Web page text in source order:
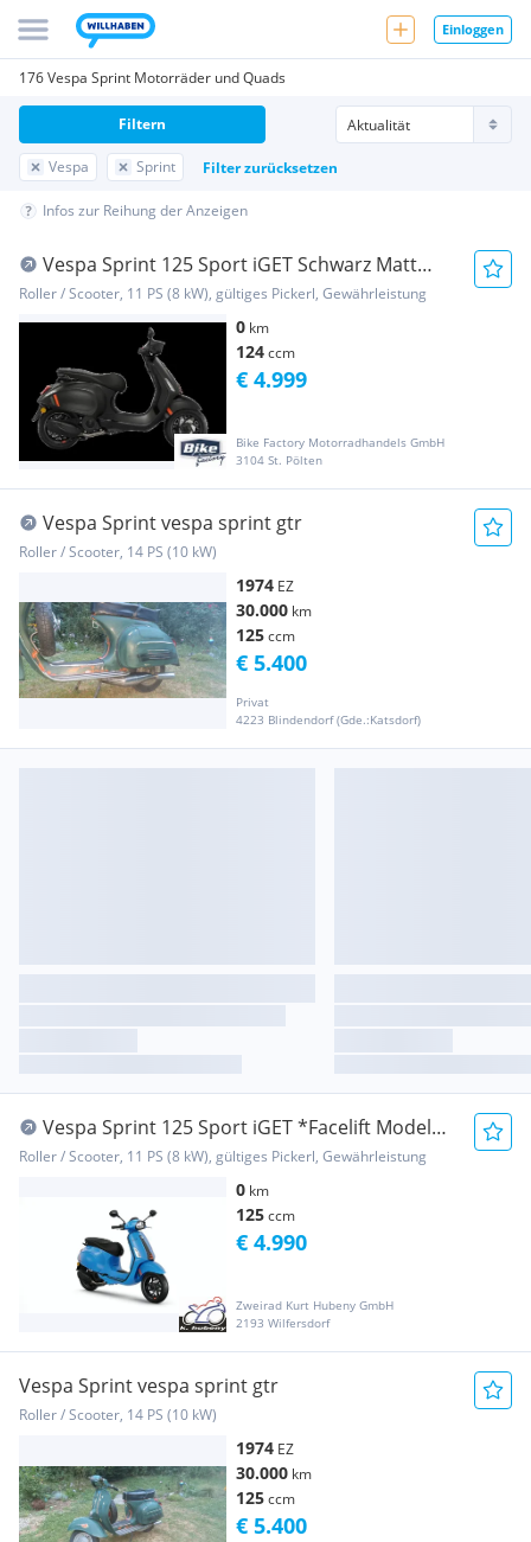
Einloggen
176 Vespa Sprint Motorräder und Quads
Vespa Sprint Filter zurücksetzen
Filtern
Infos zur Reihung der Anzeigen
Vespa Sprint 125 Sport iGET Schwarz Matt
(0002741)
Roller / Scooter, 11 PS (8 kW), gültiges Pickerl, Gewährleistung
0 km
124ccm
Bike Factory Motorradhandels GmbH
3104 St. Pölten
€ 4.999
Vespa Sprint vespa sprint gtr
Roller / Scooter, 14 PS (10 kW)
1974 EZ
30.000 km
125ccm
Privat
4223 Blindendorf (Gde.:Katsdorf)
€ 5.400
Vespa Sprint 125 Sport iGET *Facelift Model
2025*
Roller / Scooter, 11 PS (8 kW), gültiges Pickerl, Gewährleistung
0 km
125ccm
Zweirad Kurt Hubeny GmbH
2193 Wilfersdorf
€ 4.990
Vespa Sprint vespa sprint gtr
Roller / Scooter, 14 PS (10 kW)
1974 EZ
30.000 km
125ccm
€ 5.400